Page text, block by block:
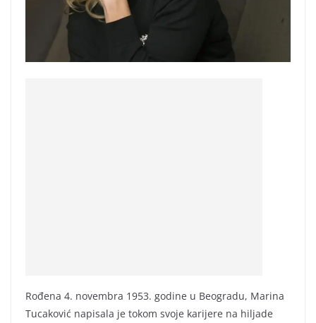
Rođena 4. novembra 1953. godine u Beogradu, Marina
Tucaković napisala je tokom svoje karijere na hiljade